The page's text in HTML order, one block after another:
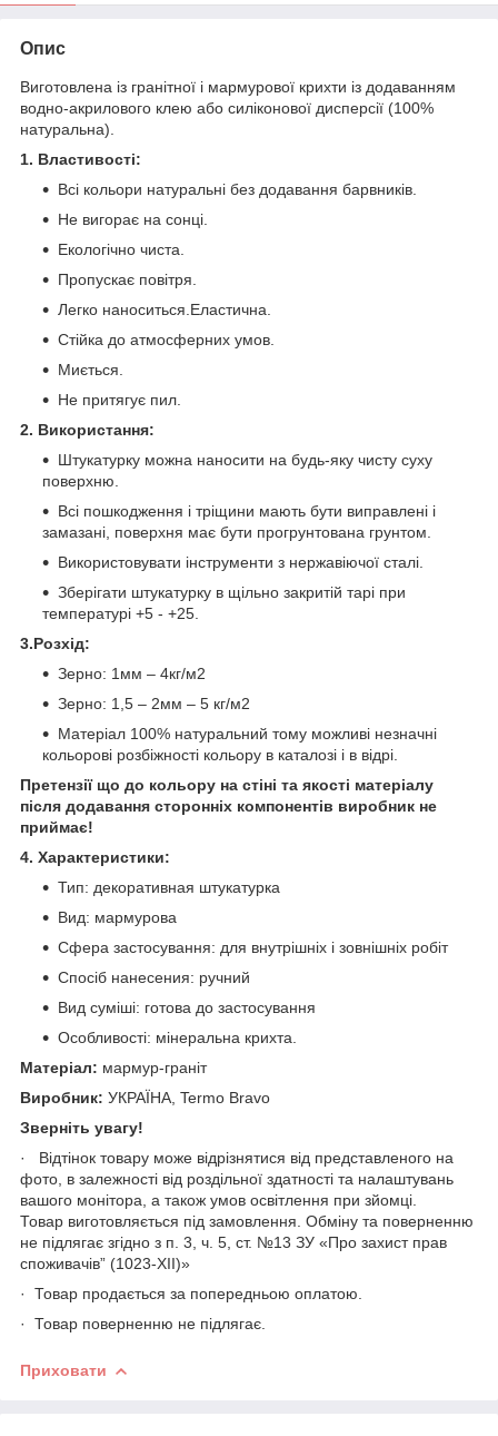
Опис
Виготовлена із гранітної і мармурової крихти із додаванням
водно-акрилового клею або силіконової дисперсії (100%
натуральна).
1. Властивості:
Всі кольори натуральні без додавання барвників.
Не вигорає на сонці.
Екологічно чиста.
Пропускає повітря.
Легко наноситься.Еластична.
Стійка до атмосферних умов.
Миється.
Не притягує пил.
2. Використання:
Штукатурку можна наносити на будь-яку чисту суху
поверхню.
Всі пошкодження і тріщини мають бути виправлені і
замазані, поверхня має бути прогрунтована грунтом.
Використовувати інструменти з нержавіючої сталі.
Зберігати штукатурку в щільно закритій тарі при
температурі +5 - +25.
3.Розхід:
Зерно: 1мм – 4кг/м2
Зерно: 1,5 – 2мм – 5 кг/м2
Матеріал 100% натуральний тому можливі незначні
кольорові розбіжності кольору в каталозі і в відрі.
Претензії що до кольору на стіні та якості матеріалу
після додавання сторонніх компонентів виробник не
приймає!
4. Характеристики:
Тип: декоративная штукатурка
Вид: мармурова
Сфера застосування: для внутрішніх і зовнішніх робіт
Спосіб нанесения: ручний
Вид суміші: готова до застосування
Особливості: мінеральна крихта.
Матеріал: мармур-граніт
Виробник: УКРАЇНА, Termo Bravo
Зверніть увагу!
· Відтінок товару може відрізнятися від представленого на
фото, в залежності від роздільної здатності та налаштувань
вашого монітора, а також умов освітлення при зйомці.
Товар виготовляється під замовлення. Обміну та поверненню
не підлягає згідно з п. 3, ч. 5, ст. №13 ЗУ «Про захист прав
споживачів” (1023-XII)»
· Товар продається за попередньою оплатою.
· Товар поверненню не підлягає.
Приховати